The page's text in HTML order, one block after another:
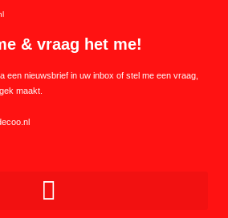
& vraag het me!
een nieuwsbrief in uw inbox of stel me een vraag,
maakt.